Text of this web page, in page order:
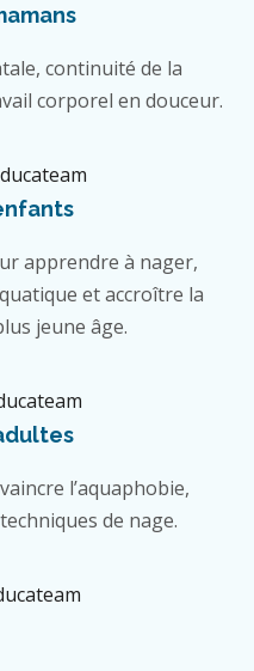
continuité de la
corporel en douceur.
apprendre à nager,
et accroître la
jeune âge.
l’aquaphobie,
de nage.